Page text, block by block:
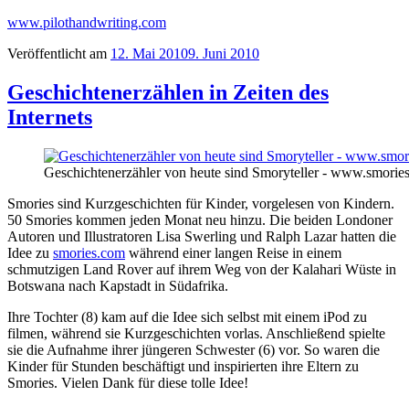
www.pilothandwriting.com
Veröffentlicht am 12. Mai 20109. Juni 2010
Geschichtenerzählen in Zeiten des
Internets
Geschichtenerzähler von heute sind Smoryteller -
Smories sind Kurzgeschichten für Kinder, vorgelesen von Kindern.
50 Smories kommen jeden Monat neu hinzu. Die beiden Londoner
Autoren und Illustratoren Lisa Swerling und Ralph Lazar hatten die
Idee zu smories.com während einer langen Reise in einem
schmutzigen Land Rover auf ihrem Weg von der Kalahari Wüste in
Botswana nach Kapstadt in Südafrika.
Ihre Tochter (8) kam auf die Idee sich selbst mit einem iPod zu
filmen, während sie Kurzgeschichten vorlas. Anschließend spielte
sie die Aufnahme ihrer jüngeren Schwester (6) vor. So waren die
Kinder für Stunden beschäftigt und inspirierten ihre Eltern zu
Smories. Vielen Dank für diese tolle Idee!